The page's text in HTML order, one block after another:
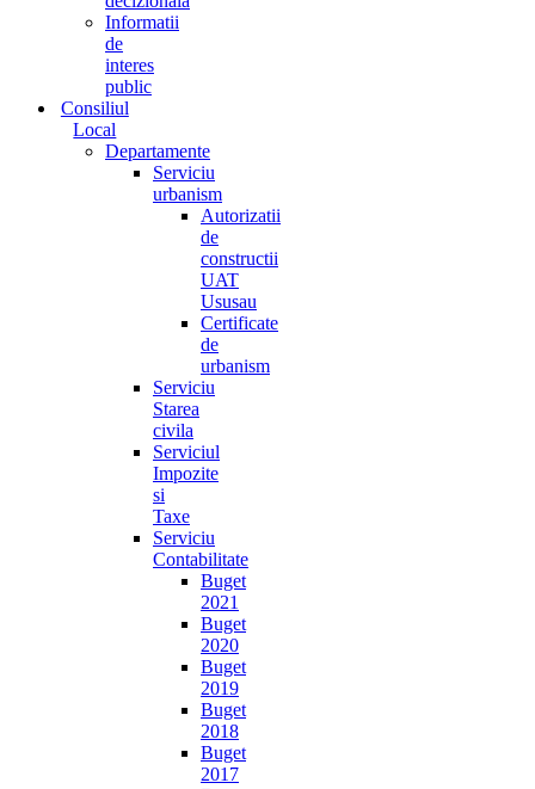
Informatii
de
interes
public
Consiliul
Local
Departamente
Serviciu
urbanism
Autorizatii
de
constructii
UAT
Ususau
Certificate
de
urbanism
Serviciu
Starea
civila
Serviciul
Impozite
si
Taxe
Serviciu
Contabilitate
Buget
2021
Buget
2020
Buget
2019
Buget
2018
Buget
2017